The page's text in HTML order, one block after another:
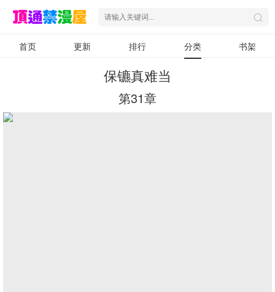
首页 更新 排行 分类 书架
保镳真难当
第31章